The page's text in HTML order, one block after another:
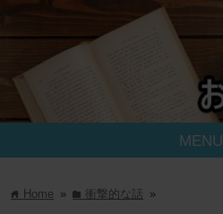
MENU
home Home » folder 衝撃的な話 »